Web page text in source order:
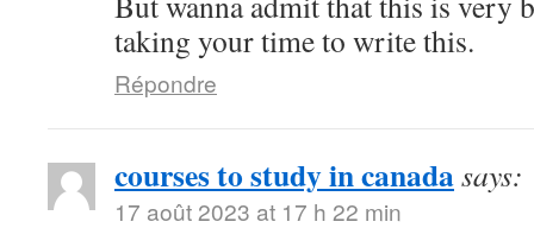
taking your time to write this.
Répondre
courses to study in canadasays:
17 août 2023 at 17 h 22 min